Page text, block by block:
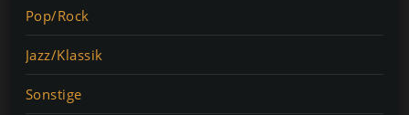
Pop/Rock
Jazz/Klassik
Sonstige